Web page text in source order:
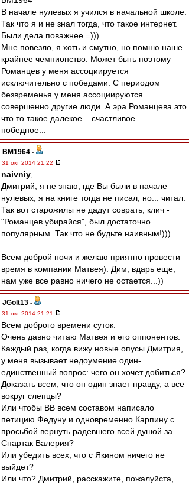
В начале нулевых я учился в начальной школе.
Так что я и не знал тогда, что такое интернет.
Были дела поважнее =)))
Мне повезло, я хоть и смутно, но помню наше
крайнее чемпионство. Может быть поэтому
Романцев у меня ассоциируется
исключительно с победами. С периодом
безвременья у меня ассоциируются
совершенно другие люди. А эра Романцева это
что то такое далекое... счастливое...
победное...
BM1964 -
31 окт 2014 21:22
naivniy
Дмитрий, я не знаю, где Вы были в начале
нулевых, я на книге тогда не писал, но... читал.
Так вот старожилы не дадут соврать, клич -
"Романцев убирайся", был достаточно
популярным. Так что не будьте наивным!)))
Всем доброй ночи и желаю приятно провести
время в компании Матвея). Дим, вдарь еще,
нам уже все равно ничего не остается...))
JGolt13 -
31 окт 2014 21:21
Всем доброго времени суток.
Очень давно читаю Матвея и его оппонентов.
Каждый раз, когда вижу новые опусы Дмитрия,
у меня вызывает недоумение один-
единственный вопрос: чего он хочет добиться?
Доказать всем, что он один знает правду, а все
вокруг слепцы?
Или чтобы ВВ всем составом написало
петицию Федуну и одновременно Карпину с
просьбой вернуть радевшего всей душой за
Спартак Валерия?
Или убедить всех, что с Якином ничего не
выйдет?
Или что? Дмитрий, расскажите, пожалуйста,